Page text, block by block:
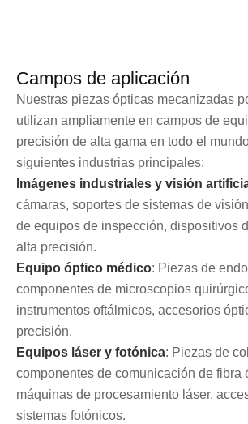
Campos de aplicación
Nuestras piezas ópticas mecanizadas
utilizan ampliamente en campos de
precisión de alta gama en todo el
siguientes industrias principales:
Imágenes industriales y visión
cámaras, soportes de sistemas de
de equipos de inspección, dispositivos
alta precisión.
Equipo óptico médico: Piezas de
componentes de microscopios
instrumentos oftálmicos, accesorios
precisión.
Equipos láser y fotónica: Piezas de
componentes de comunicación de fibra
máquinas de procesamiento láser,
sistemas fotónicos.